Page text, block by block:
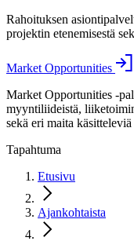
Rahoituksen
projektin etenemisestä
Market Opportunities
Market Opportunities -
myyntiliideistä,
sekä eri maita
Tapahtuma
Etusivu
Ajankohtaista